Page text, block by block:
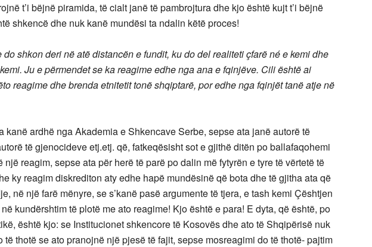
t’i bëjnë piramida, të cialt janë të pambrojtura dhe kjo është kujt t’i bëjnë
shkencë dhe nuk kanë mundësi ta ndalin këtë proces!
shkon deri në atë distancën e fundit, ku do del realiteti çfarë né e kemi dhe
Ju e përmendet se ka reagime edhe nga ana e fqinjëve. Cili është ai
reagime dhe brenda etnitetit tonë shqiptarë, por edhe nga fqinjët tanë atje në
kanë ardhë nga Akademia e Shkencave Serbe, sepse ata janë autorë të
të gjenocideve etj.etj. që, fatkeqësisht sot e gjithë ditën po ballafaqohemi
një reagim, sepse ata për herë të parë po dalin më fytyrën e tyre të vërtetë të
ky reagim diskrediton aty edhe hapë mundësinë që bota dhe të gjitha ata që
në një farë mënyre, se s’kanë pasë argumente të tjera, e tash kemi Çështjen
kundërshtim të plotë me ato reagime! Kjo është e para! E dyta, që është, po
është kjo: se Institucionet shkencore të Kosovës dhe ato të Shqipërisë nuk
të thotë se ato pranojnë një pjesë të fajit, sepse mosreagimi do të thotë- pajtim